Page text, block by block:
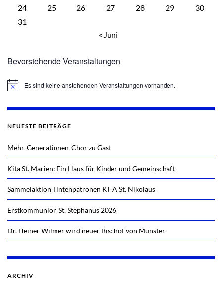
24
25 26 27 28 29
30
31
« Juni
Bevorstehende Veranstaltungen
HinweisEs sind keine anstehenden Veranstaltungen vorhanden.
NEUESTE BEITRÄGE
Mehr-Generationen-Chor zu Gast
Kita St. Marien: Ein Haus für Kinder und Gemeinschaft
Sammelaktion Tintenpatronen KITA St. Nikolaus
Erstkommunion St. Stephanus 2026
Dr. Heiner Wilmer wird neuer Bischof von Münster
ARCHIV